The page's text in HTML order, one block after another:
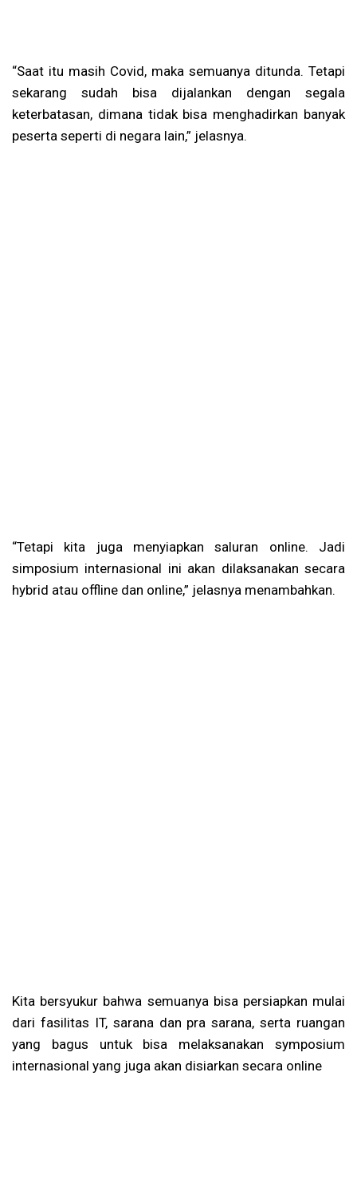
“Saat itu masih Covid, maka semuanya ditunda. Tetapi
sekarang sudah bisa dijalankan dengan segala
keterbatasan, dimana tidak bisa menghadirkan banyak
peserta seperti di negara lain,” jelasnya.
“Tetapi kita juga menyiapkan saluran online. Jadi
simposium internasional ini akan dilaksanakan secara
hybrid atau offline dan online,” jelasnya menambahkan.
Kita bersyukur bahwa semuanya bisa persiapkan mulai
dari fasilitas IT, sarana dan pra sarana, serta ruangan
yang bagus untuk bisa melaksanakan symposium
internasional yang juga akan disiarkan secara online